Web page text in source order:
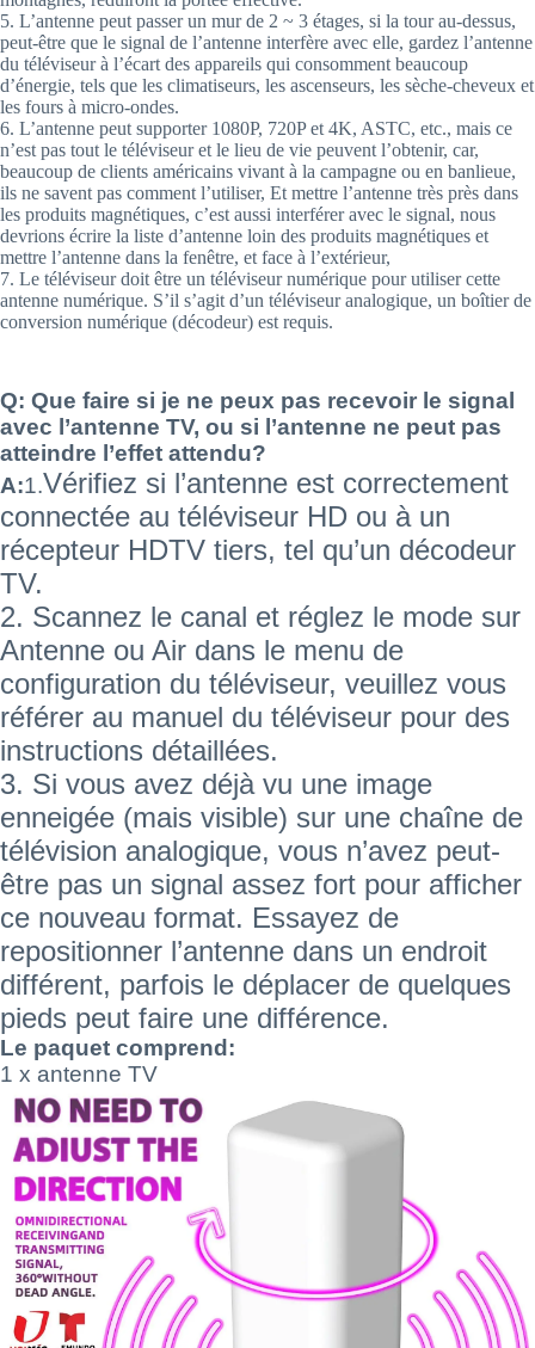
5. L’antenne peut passer un mur de 2 ~ 3 étages, si la tour au-dessus,
peut-être que le signal de l’antenne interfère avec elle, gardez l’antenne
du téléviseur à l’écart des appareils qui consomment beaucoup
d’énergie, tels que les climatiseurs, les ascenseurs, les sèche-cheveux et
les fours à micro-ondes.
6. L’antenne peut supporter 1080P, 720P et 4K, ASTC, etc., mais ce
n’est pas tout le téléviseur et le lieu de vie peuvent l’obtenir, car,
beaucoup de clients américains vivant à la campagne ou en banlieue,
ils ne savent pas comment l’utiliser, Et mettre l’antenne très près dans
les produits magnétiques, c’est aussi interférer avec le signal, nous
devrions écrire la liste d’antenne loin des produits magnétiques et
mettre l’antenne dans la fenêtre, et face à l’extérieur,
7. Le téléviseur doit être un téléviseur numérique pour utiliser cette
antenne numérique. S’il s’agit d’un téléviseur analogique, un boîtier de
conversion numérique (décodeur) est requis.
Q: Que faire si je ne peux pas recevoir le signal
avec l’antenne TV, ou si l’antenne ne peut pas
atteindre l’effet attendu?
A:1.Vérifiez si l’antenne est correctement
connectée au téléviseur HD ou à un
récepteur HDTV tiers, tel qu’un décodeur
TV.
2. Scannez le canal et réglez le mode sur
Antenne ou Air dans le menu de
configuration du téléviseur, veuillez vous
référer au manuel du téléviseur pour des
instructions détaillées.
3. Si vous avez déjà vu une image
enneigée (mais visible) sur une chaîne de
télévision analogique, vous n’avez peut-
être pas un signal assez fort pour afficher
ce nouveau format. Essayez de
repositionner l’antenne dans un endroit
différent, parfois le déplacer de quelques
pieds peut faire une différence.
Le paquet comprend:
1 x antenne TV